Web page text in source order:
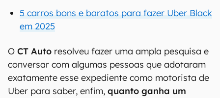
5 carros bons e baratos para fazer Uber Black
em 2025
O CT Auto resolveu fazer uma ampla pesquisa e
conversar com algumas pessoas que adotaram
exatamente esse expediente como motorista de
Uber para saber, enfim, quanto ganha um